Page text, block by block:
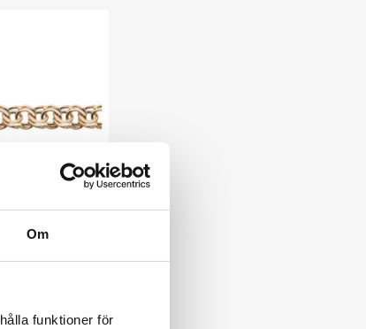
Om
funktioner för